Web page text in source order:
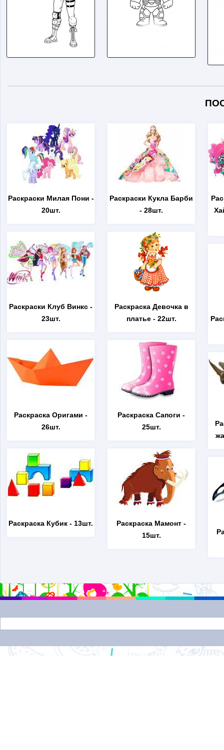
Раскраски Милая Пони -
20шт.
Раскраски Клуб Винкс -
23шт.
Раскраска Оригами -
26шт.
Раскраска Кубик - 13шт.
Раскраски Кукла Барби
- 28шт.
Раскраска Девочка в
платье- 22шт.
Раскраска Сапоги -
25шт.
Раскраска Мамонт -
15шт.